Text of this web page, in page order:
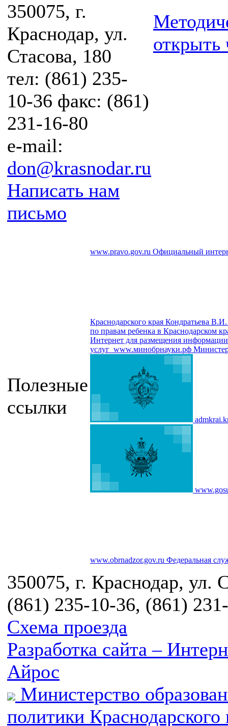
350075, г.
Краснодар, ул.
Стасова, 180
тел: (861) 235-
10-36 факс: (861)
231-16-80
e-mail:
don@krasnodar.ru
Написать нам
письмо
открыть
Полезные
ссылки
www.pravo.gov.ru Официальный
Краснодарского края Кондратьева В.И.
по правам ребенка в Краснодарском
Интернет для размещения информации
услуг www.минобрнауки.рф
www.obrnadzor.gov.ru Федеральная
350075, г. Краснодар, ул.
(861) 235-10-36, (861)
Схема проезда
Разработка сайта –
Айрос
Министерство
политики Краснодарского